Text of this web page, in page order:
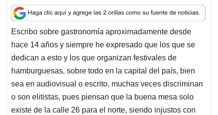
a
t
s
A
p
p
c
e
b
o
o
k
n
k
e
d
I
n
a
i
l
r
e
a
d
s
Escribo sobre gastronomía aproximadamente desde
hace 14 años y siempre he expresado que los que se
dedican a esto y los que organizan festivales de
hamburguesas, sobre todo en la capital del país, bien
sea en audiovisual o escrito, muchas veces discriminan
o son elitistas, pues piensan que la buena mesa solo
existe de la calle 26 para el norte, siendo injustos con